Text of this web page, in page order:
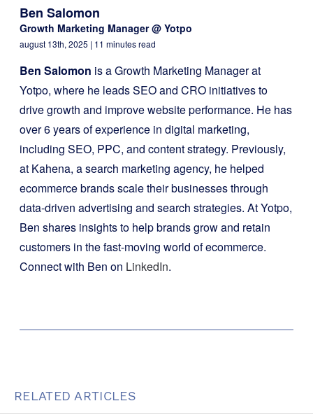
Ben Salomon
Growth Marketing Manager @ Yotpo
august 13th, 2025 | 11 minutes read
Ben Salomon is a Growth Marketing Manager at
Yotpo, where he leads SEO and CRO initiatives to
drive growth and improve website performance. He has
over 6 years of experience in digital marketing,
including SEO, PPC, and content strategy. Previously,
at Kahena, a search marketing agency, he helped
ecommerce brands scale their businesses through
data-driven advertising and search strategies. At Yotpo,
Ben shares insights to help brands grow and retain
customers in the fast-moving world of ecommerce.
Connect with Ben on LinkedIn.
RELATED ARTICLES